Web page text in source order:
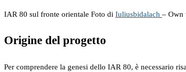
IAR 80 sul fronte orientale Foto di Iuliusbidalach – Own
Origine del progetto
Per comprendere la genesi dello IAR 80, è necessario